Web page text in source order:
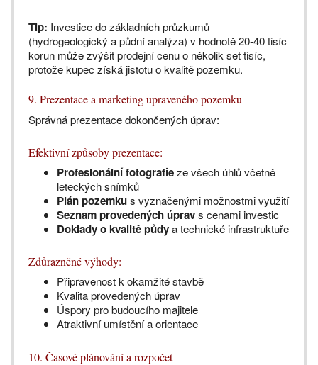
Tip: Investice do základních průzkumů
(hydrogeologický a půdní analýza) v hodnotě 20-40 tisíc
korun může zvýšit prodejní cenu o několik set tisíc,
protože kupec získá jistotu o kvalitě pozemku.
9. Prezentace a marketing upraveného pozemku
Správná prezentace dokončených úprav:
Efektivní způsoby prezentace:
Profesionální fotografieze všech úhlů včetně
leteckých snímků
Plán pozemkus vyznačenými možnostmi využití
Seznam provedených úpravs cenami investic
Doklady o kvalitě půdya technické infrastruktuře
Zdůrazněné výhody:
Připravenost k okamžité stavbě
Kvalita provedených úprav
Úspory pro budoucího majitele
Atraktivní umístění a orientace
10. Časové plánování a rozpočet